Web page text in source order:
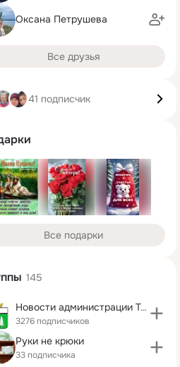
Оксана Петрушева
Все друзья
41 подписчик
Все подарки
145
Новости администрации Тайшетского округа
3276 подписчиков
Руки не крюки
33 подписчика